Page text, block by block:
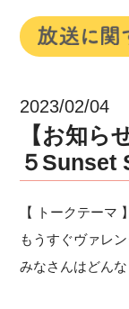
2023/02/04
【お知ら
５Sunset
【 トークテーマ 】
もうすぐヴァレン
みなさんはどん